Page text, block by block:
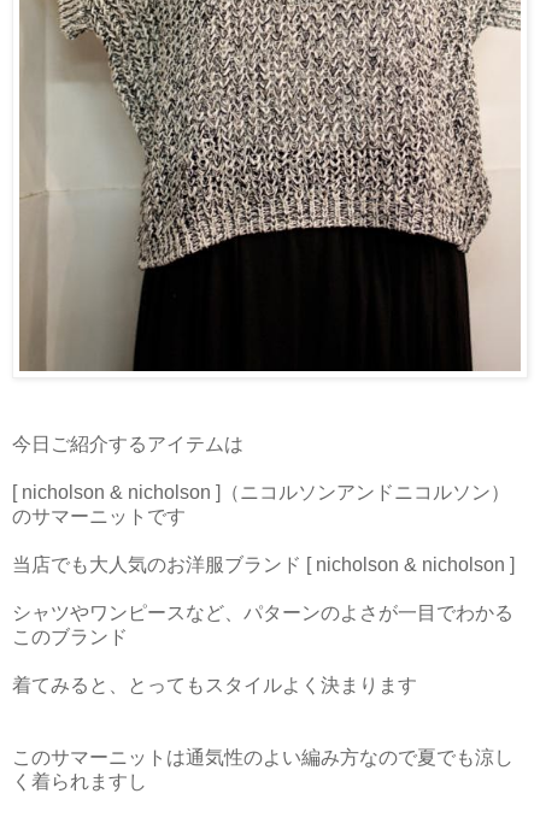
今日ご紹介するアイテムは
[ nicholson & nicholson ]（ニコルソンアンドニコルソン）
のサマーニットです
当店でも大人気のお洋服ブランド [ nicholson & nicholson ]
シャツやワンピースなど、パターンのよさが一目でわかる
このブランド
着てみると、とってもスタイルよく決まります
このサマーニットは通気性のよい編み方なので夏でも涼し
く着られますし